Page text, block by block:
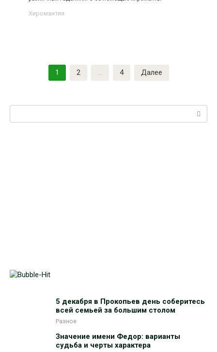
Хиромантия
1 2 … 4 Далее
5 декабря в Прокопьев день соберитесь
всей семьей за большим столом
Разное
Значение имени Федор: варианты
судьба и черты характера